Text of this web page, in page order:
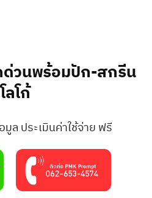
ด่วนพร้อมปัก-สกรีน
โลโก้
ล ประเมินค่าใช้จ่าย ฟรี